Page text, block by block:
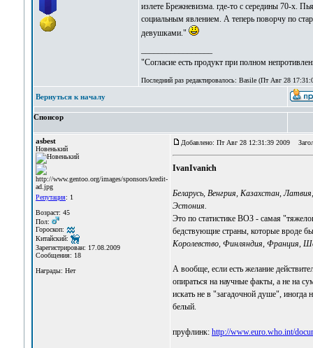
излете Брежневизма. где-то с середины 70-х.
социальным явлением. А теперь поворчу по
девушками."
"Согласие есть продукт при полном
Последний раз редактировалось: Basile (Пт Авг 28
Вернуться к началу
Спонсор
asbest
Новенький
Репутация: 1
Возраст: 45
Пол:
Гороскоп:
Китайский:
Зарегистрирован: 17.08.2009
Сообщения: 18
Награды: Нет
Добавлено: Пт Авг 28 12:31:39 2009
IvanIvanich
Беларусь, Венгрия, Казахстан,
Эстония.
Это по статистике ВОЗ - самая
бедствующие страны, которые вроде
Королевство, Финляндия, Франция,
А вообще, если есть желание
опираться на научные факты, а не
искать не в "загадочной душе",
белый.
пруфлинк: http://www.euro.who.int/